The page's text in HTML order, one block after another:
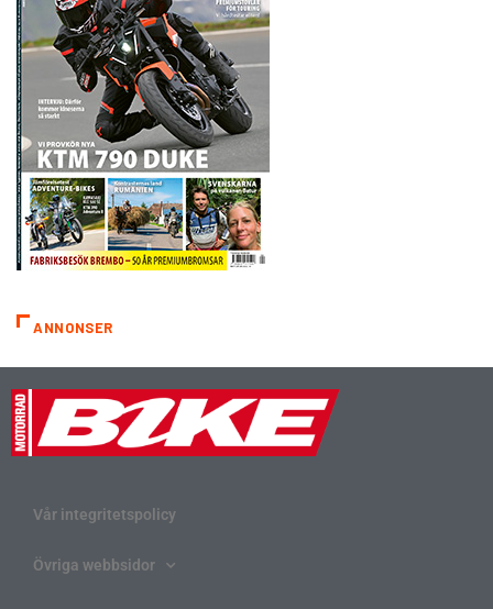
ANNONSER
Vår integritetspolicy
Övriga webbsidor